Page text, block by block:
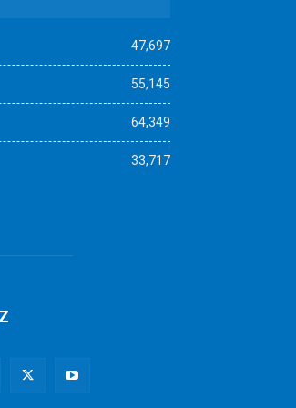
47,697
55,145
64,349
33,717